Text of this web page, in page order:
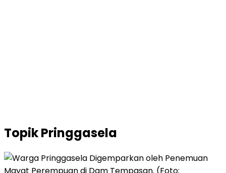
TopikPringgasela